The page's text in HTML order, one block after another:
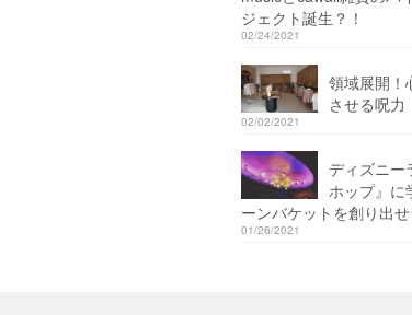
ジェクト誕生？！
02/24/2021
領域展開！
させる呪力
02/02/2021
ディズニー
ホップ』に
ーンバケットを創り出
01/26/2021